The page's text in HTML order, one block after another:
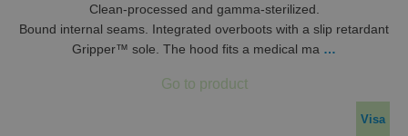
Clean-processed and gamma-sterilized.
Bound internal seams. Integrated overboots with a slip retardant
Gripper™ sole. The hood fits a medical ma …
Visa